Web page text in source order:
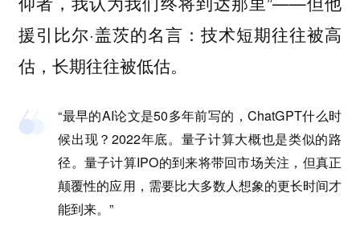
援引比尔·盖茨的名言：技术短期往往被高
估，长期往往被低估。
“最早的AI论文是50多年前写的，ChatGPT什么时
候出现？2022年底。量子计算大概也是类似的路
径。量子计算IPO的到来将带回市场关注，但真正
颠覆性的应用，需要比大多数人想象的更长时间才
能到来。”